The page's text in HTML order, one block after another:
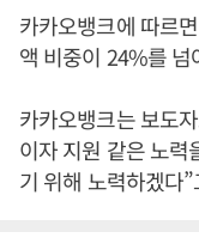
카카오뱅크에 따르
액 비중이 24%를 넘
카카오뱅크는 보도
이자 지원 같은 노력
기 위해 노력하겠다